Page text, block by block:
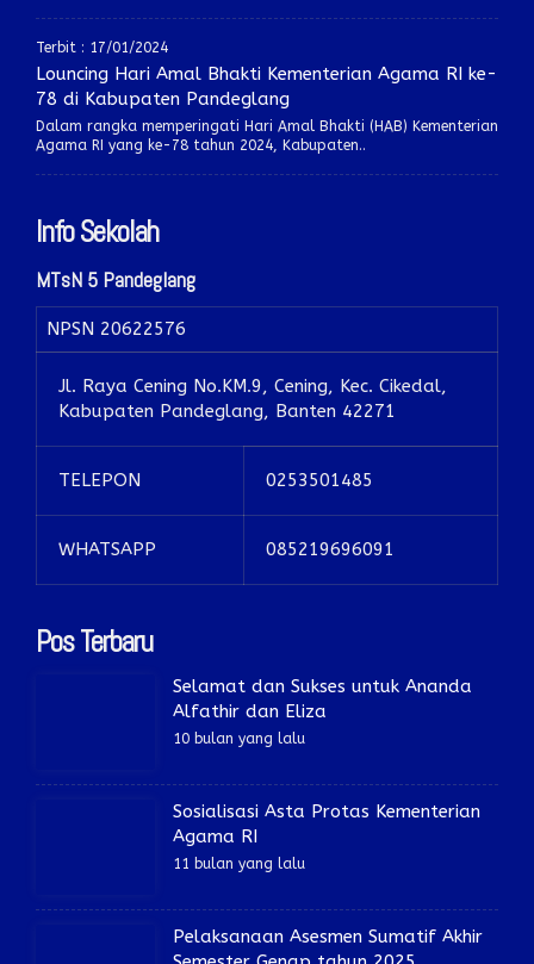
Terbit : 17/01/2024
Louncing Hari Amal Bhakti Kementerian Agama RI ke-
78 di Kabupaten Pandeglang
Dalam rangka memperingati Hari Amal Bhakti (HAB) Kementerian
Agama RI yang ke-78 tahun 2024, Kabupaten..
Info Sekolah
MTsN 5 Pandeglang
NPSN 20622576
Jl. Raya Cening No.KM.9, Cening, Kec. Cikedal,
Kabupaten Pandeglang, Banten 42271
TELEPON 0253501485
WHATSAPP 085219696091
Pos Terbaru
Selamat dan Sukses untuk Ananda
Alfathir dan Eliza
10 bulan yang lalu
Sosialisasi Asta Protas Kementerian
Agama RI
11 bulan yang lalu
Pelaksanaan Asesmen Sumatif Akhir